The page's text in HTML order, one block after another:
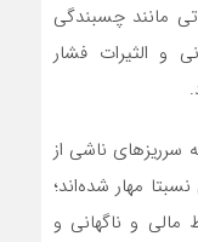
مانند چسبندگی
و الثیرات فشار
سرریزهای ناشی از
مهار شده‌اند؛
و ناگهانی و